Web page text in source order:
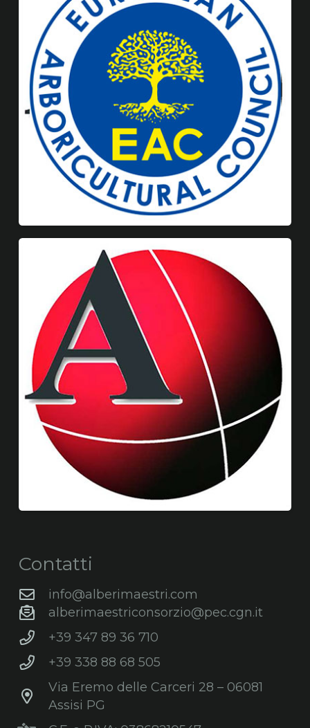
Contatti
info@alberimaestri.com
alberimaestriconsorzio@pec.cgn.it
+39 347 89 36 710
+39 338 88 68 505
Via Eremo delle Carceri 28 – 06081
Assisi PG